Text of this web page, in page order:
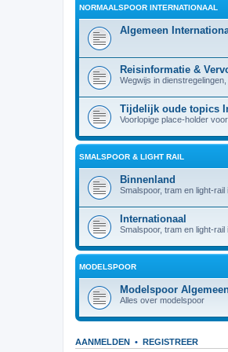
NORMAALSPOOR INTERNATIONAAL
Algemeen
Reisinformatie &
Wegwijs in
Tijdelijk oude topics
Voorlopige place-holder
SMALSPOOR & LIGHT RAIL
Binnenland
Smalspoor, tram en light-rail
Internationaal
Smalspoor, tram en light-rail
MODELSPOOR
Modelspoor
Alles over modelspoor
AANMELDEN • REGISTREER